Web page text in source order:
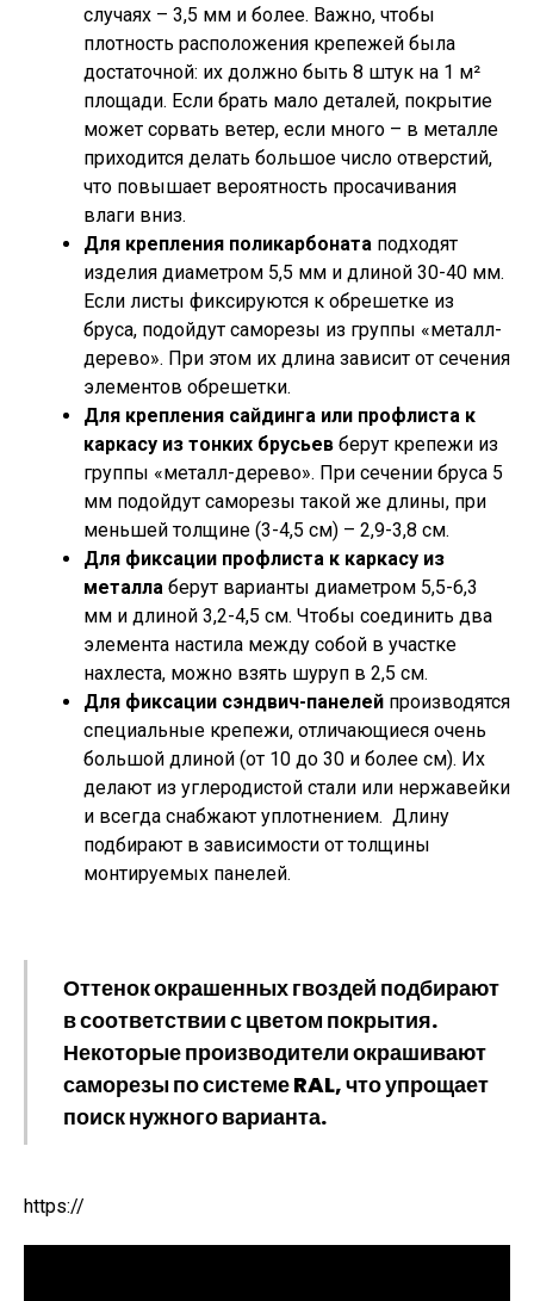
случаях – 3,5 мм и более. Важно, чтобы
плотность расположения крепежей была
достаточной: их должно быть 8 штук на 1 м²
площади. Если брать мало деталей, покрытие
может сорвать ветер, если много – в металле
приходится делать большое число отверстий,
что повышает вероятность просачивания
влаги вниз.
Для крепления поликарбоната подходят
изделия диаметром 5,5 мм и длиной 30-40 мм.
Если листы фиксируются к обрешетке из
бруса, подойдут саморезы из группы «металл-
дерево». При этом их длина зависит от сечения
элементов обрешетки.
Для крепления сайдинга или профлиста к
каркасу из тонких брусьев берут крепежи из
группы «металл-дерево». При сечении бруса 5
мм подойдут саморезы такой же длины, при
меньшей толщине (3-4,5 см) – 2,9-3,8 см.
Для фиксации профлиста к каркасу из
металла берут варианты диаметром 5,5-6,3
мм и длиной 3,2-4,5 см. Чтобы соединить два
элемента настила между собой в участке
нахлеста, можно взять шуруп в 2,5 см.
Для фиксации сэндвич-панелей производятся
специальные крепежи, отличающиеся очень
большой длиной (от 10 до 30 и более см). Их
делают из углеродистой стали или нержавейки
и всегда снабжают уплотнением. Длину
подбирают в зависимости от толщины
монтируемых панелей.
Оттенок окрашенных гвоздей подбирают
в соответствии с цветом покрытия.
Некоторые производители окрашивают
саморезы по системе RAL, что упрощает
поиск нужного варианта.
https://